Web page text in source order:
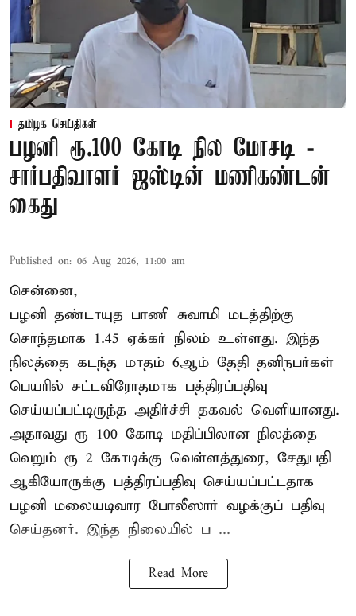
தமிழக செய்திகள்
பழனி ரூ.100 கோடி நில மோசடி -
சார்பதிவாளர் ஜஸ்டின் மணிகண்டன்
கைது
Published on: 06 Aug 2026, 11:00 am
சென்னை,
பழனி தண்டாயுத பாணி சுவாமி மடத்திற்கு
சொந்தமாக 1.45 ஏக்கர் நிலம் உள்ளது. இந்த
நிலத்தை கடந்த மாதம் 6ஆம் தேதி தனிநபர்கள்
பெயரில் சட்டவிரோதமாக பத்திரப்பதிவு
செய்யப்பட்டிருந்த அதிர்ச்சி தகவல் வெளியானது.
அதாவது ரூ 100 கோடி மதிப்பிலான நிலத்தை
வெறும் ரூ 2 கோடிக்கு வெள்ளத்துரை, சேதுபதி
ஆகியோருக்கு பத்திரப்பதிவு செய்யப்பட்டதாக
பழனி மலையடிவார போலீஸார் வழக்குப் பதிவு
செய்தனர். இந்த நிலையில் ப ...
Read More